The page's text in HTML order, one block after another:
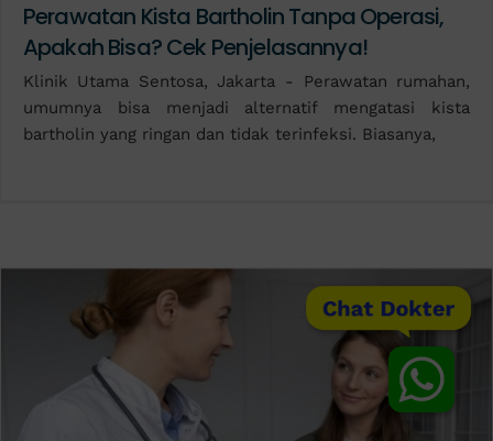
Chat Dokter
Perawatan Kista Bartholin Tanpa Operasi,
Apakah Bisa? Cek Penjelasannya!
Klinik Utama Sentosa, Jakarta - Perawatan rumahan,
umumnya bisa menjadi alternatif mengatasi kista
bartholin yang ringan dan tidak terinfeksi. Biasanya,